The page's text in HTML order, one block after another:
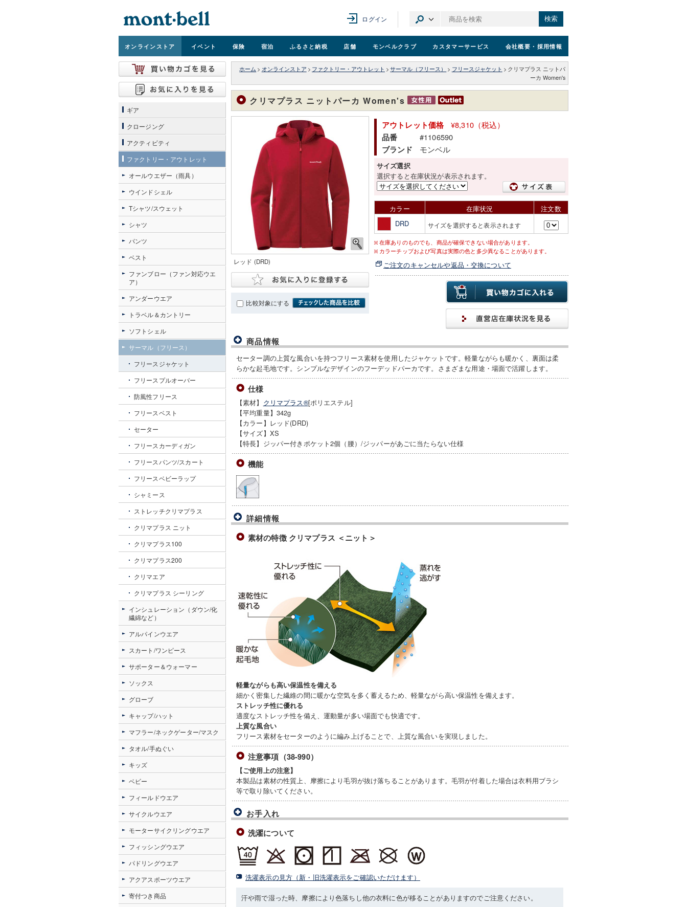
ログイン 検索
オンラインストア イベント 保険 宿泊 ふるさと納税 店舗 モンベルクラブ カスタマーサービス 会社概要 ・採用情報
ホーム > オンラインストア > ファクトリー・アウトレット > サーマル（フリース） > フリースジャケット > クリマプラス ニットパ
ーカ Women's
クリマプラス ニットパーカ Women's
レッド (DRD)
比較対象にする
アウトレット価格 ¥8,310（税込）
品番 #1106590
ブランド モンベル
サイズ選択
選択すると在庫状況が表示されます。
カラー 在庫状況
注文数
DRD
サイズを選択すると表示されます
在庫ありのものでも、商品が確保できない場合があります。
カラーチップおよび写真は実際の色と多少異なることがあります。
ご注文のキャンセルや返品・交換について
商品情報
セーター調の上質な風合いを持つフリース素材を使用したジャケットです。軽量ながらも暖かく、裏面は柔
らかな起毛地です。シンプルなデザインのフーデッドパーカです。さまざまな用途・場面で活躍します。
仕様
【素材】 クリマプラス®[ポリエステル]
【平均重量】342g
【カラー】レッド(DRD)
【サイズ】XS
【特長】ジッパー付きポケット2個（腰）/ジッパーがあごに当たらない仕様
機能
詳細情報
素材の特徴 クリマプラス ＜ニット＞
軽量ながらも高い保温性を備える
細かく密集した繊維の間に暖かな空気を多く蓄えるため、軽量ながら高い保温性を備えます。
ストレッチ性に優れる
適度なストレッチ性を備え、運動量が多い場面でも快適です。
上質な風合い
フリース素材をセーターのように編み上げることで、上質な風合いを実現しました。
注意事項（38-990）
【ご使用上の注意】
本製品は素材の性質上、摩擦により毛羽が抜け落ちることがあります。毛羽が付着した場合は衣料用ブラシ
等で取り除いてください。
お手入れ
洗濯について
洗濯表示の見方（新・旧洗濯表示をご確認いただけます）
汗や雨で湿った時、摩擦により色落ちし他の衣料に色が移ることがありますのでご注意ください。
ギア
クロージング
アクティビティ
ファクトリー・アウトレット
オールウエザー（雨具）
ウインドシェル
Tシャツ/スウェット
シャツ
パンツ
ベスト
ファンブロー（ファン対応ウエ
ア）
アンダーウエア
トラベル＆カントリー
ソフトシェル
サーマル（フリース）
フリースジャケット
フリースプルオーバー
防風性フリース
フリースベスト
セーター
フリースカーディガン
フリースパンツ/スカート
フリースベビーラップ
シャミース
ストレッチクリマプラス
クリマプラス ニット
クリマプラス100
クリマプラス200
クリマエア
クリマプラス シーリング
インシュレーション（ダウン/化
繊綿など）
アルパインウエア
スカート/ワンピース
サポーター＆ウォーマー
ソックス
グローブ
キャップ/ハット
マフラー/ネックゲーター/マスク
タオル/手ぬぐい
キッズ
ベビー
フィールドウエア
サイクルウエア
モーターサイクリングウエア
フィッシングウエア
パドリングウエア
アクアスポーツウエア
寄付つき商品